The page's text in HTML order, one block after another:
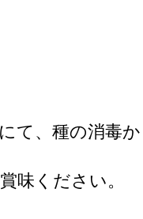
、種の消毒
味ください。